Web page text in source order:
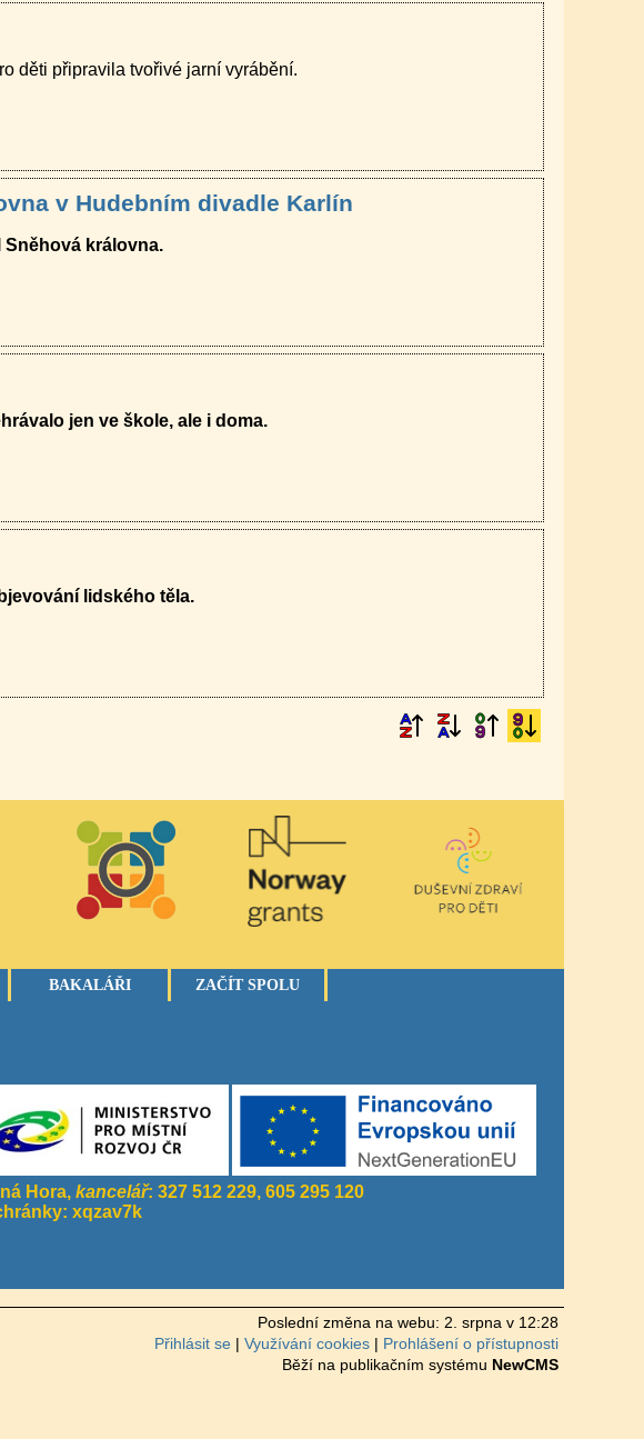
děti připravila tvořivé jarní vyrábění.
v Hudebním divadle Karlín
Sněhová královna.
jen ve škole, ale i doma.
lidského těla.
BAKALÁŘI ZAČÍT SPOLU
Hora, kancelář: 327 512 229, 605 295 120
xqzav7k
Poslední změna na webu: 2. srpna v 12:28
Přihlásit se
Využívání cookies
Prohlášení o přístupnosti
Běží na publikačním systému NewCMS